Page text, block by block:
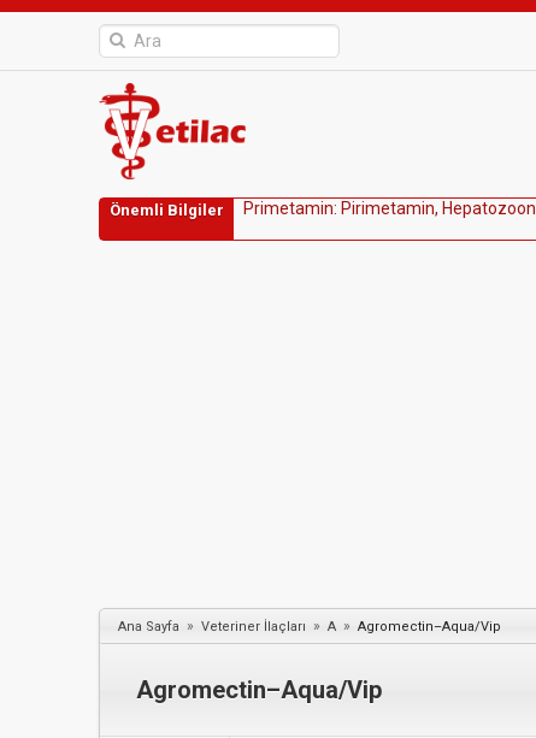
Önemli Bilgiler Primetamin: Pirimetamin, Hepatozoon
Ana Sayfa » Veteriner İlaçları » A » Agromectin–Aqua/Vip
Agromectin–Aqua/Vip